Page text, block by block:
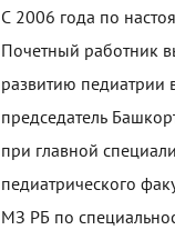
С 2006 года по
Почетный работник
развитию педиатрии
председатель
при главной
педиатрического
МЗ РБ по